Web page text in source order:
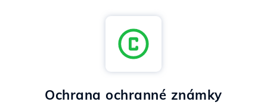
Ochrana ochranné známky